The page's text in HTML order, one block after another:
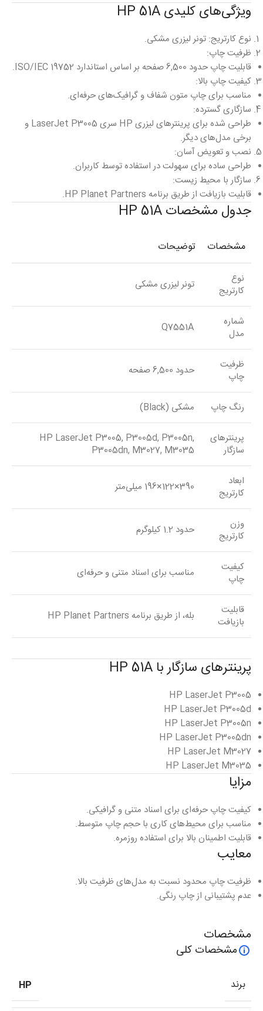
ویژگی‌های کلیدی HP 51A
نوع کارتریج: تونر لیزری مشکی.
ظرفیت چاپ:
قابلیت چاپ حدود 6,500 صفحه بر اساس استاندارد ISO/IEC 19752.
کیفیت چاپ بالا:
مناسب برای چاپ متون شفاف و گرافیک‌های حرفه‌ای.
سازگاری گسترده:
طراحی شده برای پرینترهای لیزری HP سری LaserJet P3005 و
برخی مدل‌های دیگر.
نصب و تعویض آسان:
طراحی ساده برای سهولت در استفاده توسط کاربران.
سازگار با محیط زیست:
قابلیت بازیافت از طریق برنامه HP Planet Partners.
جدول مشخصات HP 51A
مشخصات توضیحات
نوع
کارتریج
تونر لیزری مشکی
شماره
مدل
Q7551A
ظرفیت
چاپ
حدود 6,500 صفحه
رنگ چاپ مشکی (Black)
پرینترهای
سازگار
HP LaserJet P3005, P3005d, P3005n,
P3005dn, M3027, M3035
ابعاد
کارتریج
390×122×196 میلی‌متر
وزن
کارتریج
حدود 1.2 کیلوگرم
کیفیت
چاپ
مناسب برای اسناد متنی و حرفه‌ای
قابلیت
بازیافت
بله، از طریق برنامه HP Planet Partners
پرینترهای سازگار با HP 51A
HP LaserJet P3005
HP LaserJet P3005d
HP LaserJet P3005n
HP LaserJet P3005dn
HP LaserJet M3027
HP LaserJet M3035
مزایا
کیفیت چاپ حرفه‌ای برای اسناد متنی و گرافیکی.
مناسب برای محیط‌های کاری با حجم چاپ متوسط.
قابلیت اطمینان بالا برای استفاده روزمره.
معایب
ظرفیت چاپ محدود نسبت به مدل‌های ظرفیت بالا.
عدم پشتیبانی از چاپ رنگی.
مشخصات
مشخصات کلی
برند HP